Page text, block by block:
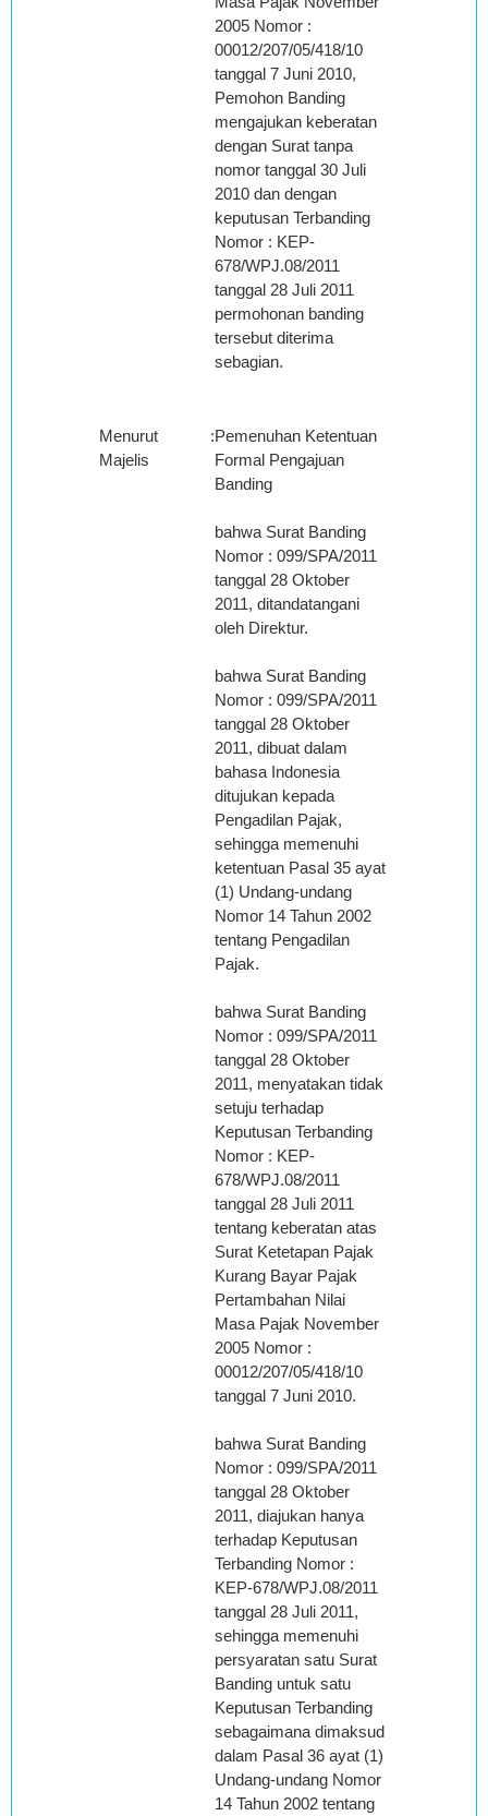
2005 Nomor :
00012/207/05/418/10
tanggal 7 Juni 2010,
Pemohon Banding
mengajukan keberatan
dengan Surat tanpa
nomor tanggal 30 Juli
2010 dan dengan
keputusan Terbanding
Nomor : KEP-
678/WPJ.08/2011
tanggal 28 Juli 2011
permohonan banding
tersebut diterima
sebagian.
Menurut
Majelis
:Pemenuhan Ketentuan
Formal Pengajuan
Banding
bahwa Surat Banding
Nomor : 099/SPA/2011
tanggal 28 Oktober
2011, ditandatangani
oleh Direktur.
bahwa Surat Banding
Nomor : 099/SPA/2011
tanggal 28 Oktober
2011, dibuat dalam
bahasa Indonesia
ditujukan kepada
Pengadilan Pajak,
sehingga memenuhi
ketentuan Pasal 35 ayat
(1) Undang-undang
Nomor 14 Tahun 2002
tentang Pengadilan
Pajak.
bahwa Surat Banding
Nomor : 099/SPA/2011
tanggal 28 Oktober
2011, menyatakan tidak
setuju terhadap
Keputusan Terbanding
Nomor : KEP-
678/WPJ.08/2011
tanggal 28 Juli 2011
tentang keberatan atas
Surat Ketetapan Pajak
Kurang Bayar Pajak
Pertambahan Nilai
Masa Pajak November
2005 Nomor :
00012/207/05/418/10
tanggal 7 Juni 2010.
bahwa Surat Banding
Nomor : 099/SPA/2011
tanggal 28 Oktober
2011, diajukan hanya
terhadap Keputusan
Terbanding Nomor :
KEP-678/WPJ.08/2011
tanggal 28 Juli 2011,
sehingga memenuhi
persyaratan satu Surat
Banding untuk satu
Keputusan Terbanding
sebagaimana dimaksud
dalam Pasal 36 ayat (1)
Undang-undang Nomor
14 Tahun 2002 tentang